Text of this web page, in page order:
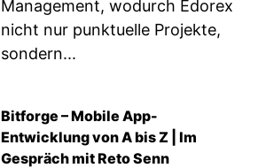
Management, wodurch Edorex
nicht nur punktuelle Projekte,
sondern...
Bitforge – Mobile App-
Entwicklung von A bis Z | Im
Gespräch mit Reto Senn